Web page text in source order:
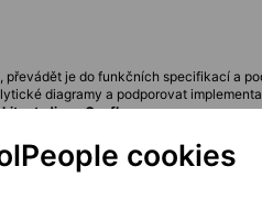
je do funkčních specifikací a
diagramy a podporovat
,JiraaConfluence.
cookies